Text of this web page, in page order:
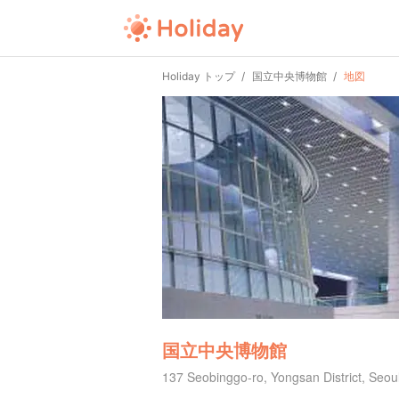
Holiday トップ 国立中央博物館 地図
国立中央博物館
137 Seobinggo-ro, Yongsan District,